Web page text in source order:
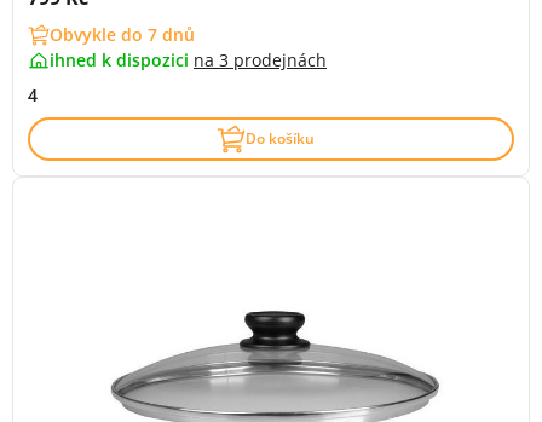
Obvykle do 7 dnů
ihned k dispozici na 3 prodejnách
4
Do košíku